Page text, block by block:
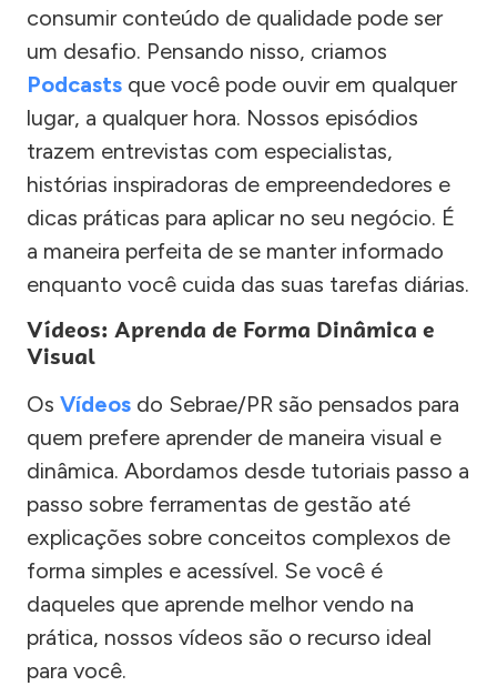
consumir conteúdo de qualidade pode ser
um desafio. Pensando nisso, criamos
Podcasts que você pode ouvir em qualquer
lugar, a qualquer hora. Nossos episódios
trazem entrevistas com especialistas,
histórias inspiradoras de empreendedores e
dicas práticas para aplicar no seu negócio. É
a maneira perfeita de se manter informado
enquanto você cuida das suas tarefas diárias.
Vídeos: Aprenda de Forma Dinâmica e
Visual
Os Vídeos do Sebrae/PR são pensados para
quem prefere aprender de maneira visual e
dinâmica. Abordamos desde tutoriais passo a
passo sobre ferramentas de gestão até
explicações sobre conceitos complexos de
forma simples e acessível. Se você é
daqueles que aprende melhor vendo na
prática, nossos vídeos são o recurso ideal
para você.